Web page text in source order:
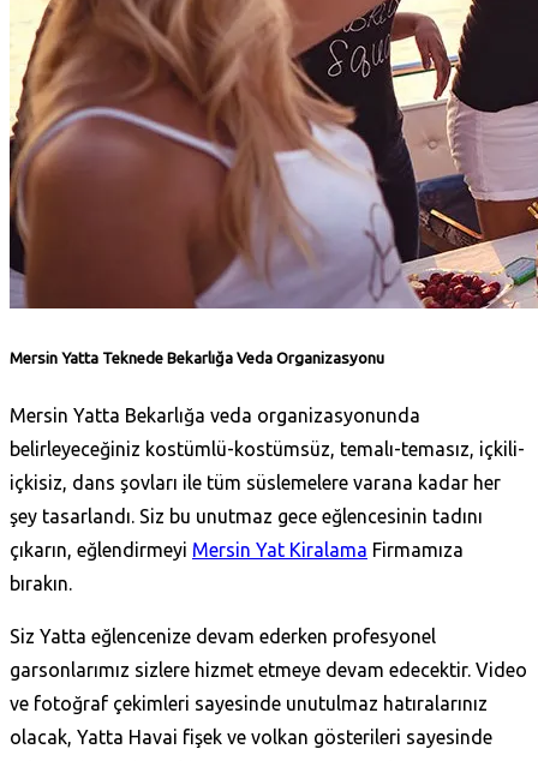
Mersin Yatta Teknede Bekarlığa Veda Organizasyonu
Mersin Yatta Bekarlığa veda organizasyonunda
belirleyeceğiniz kostümlü-kostümsüz, temalı-temasız, içkili-
içkisiz, dans şovları ile tüm süslemelere varana kadar her
şey tasarlandı. Siz bu unutmaz gece eğlencesinin tadını
çıkarın, eğlendirmeyi Mersin Yat Kiralama Firmamıza
bırakın.
Siz Yatta eğlencenize devam ederken profesyonel
garsonlarımız sizlere hizmet etmeye devam edecektir. Video
ve fotoğraf çekimleri sayesinde unutulmaz hatıralarınız
olacak, Yatta Havai fişek ve volkan gösterileri sayesinde